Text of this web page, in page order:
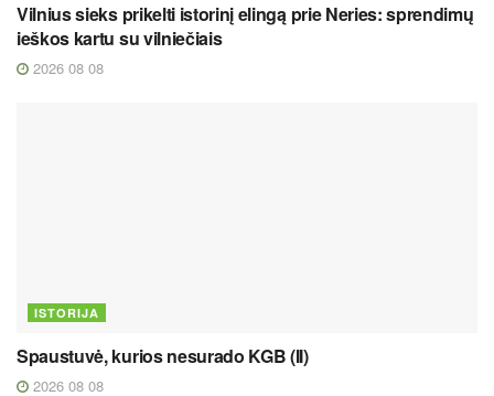
Vilnius sieks prikelti istorinį elingą prie Neries: sprendimų
ieškos kartu su vilniečiais
2026 08 08
ISTORIJA
Spaustuvė, kurios nesurado KGB (II)
2026 08 08